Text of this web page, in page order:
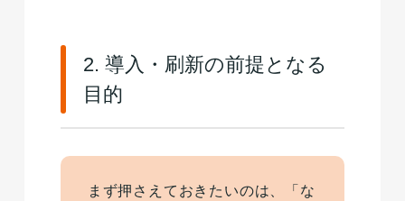
2. 導入・刷新の前提となる
目的
まず押さえておきたいのは、「な